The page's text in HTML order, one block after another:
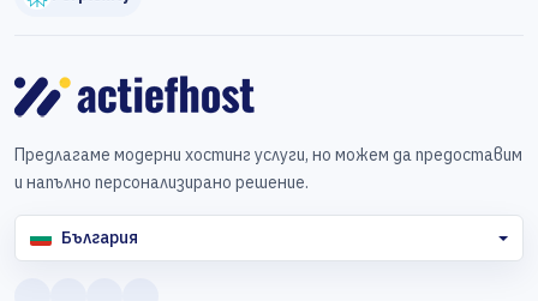
Предлагаме модерни хостинг услуги, но можем да предоставим
и напълно персонализирано решение.
България